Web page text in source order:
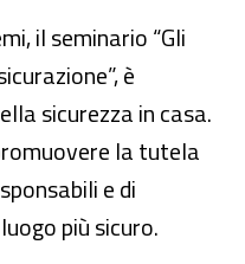
prevenzione
il seminario “Gli
è
sicurezza in casa.
la tutela
e di
più sicuro.